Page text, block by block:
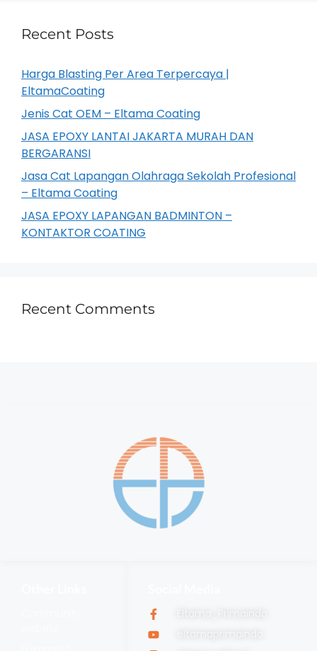
Recent Posts
Harga Blasting Per Area Terpercaya |
EltamaCoating
Jenis Cat OEM – Eltama Coating
JASA EPOXY LANTAI JAKARTA MURAH DAN
BERGARANSI
Jasa Cat Lapangan Olahraga Sekolah Profesional
– Eltama Coating
JASA EPOXY LAPANGAN BADMINTON –
KONTAKTOR COATING
Recent Comments